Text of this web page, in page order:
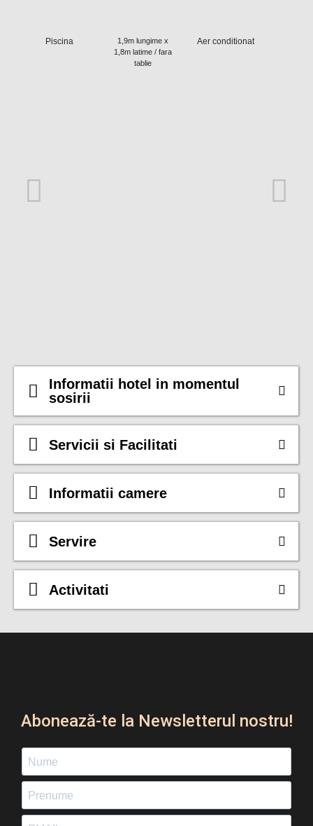
Piscina
1,9m lungime x
1,8m latime / fara
tablie
Aer conditionat
Informatii hotel in momentul
sosirii
Servicii si Facilitati
Informatii camere
Servire
Activitati
Abonează-te la Newsletterul nostru!